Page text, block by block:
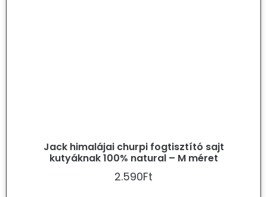
Jack himalájai churpi fogtisztító sajt
kutyáknak 100% natural – M méret
2.590Ft